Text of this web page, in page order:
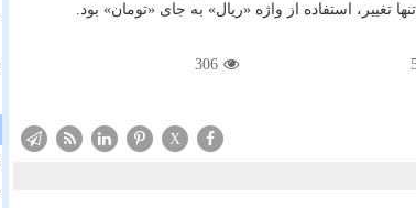
استفاده از واژه «ریال» به جای «تومان» بود.
306
X